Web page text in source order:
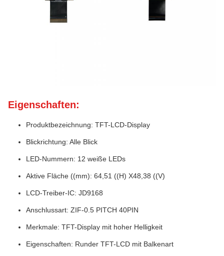
Eigenschaften:
Produktbezeichnung: TFT-LCD-Display
Blickrichtung: Alle Blick
LED-Nummern: 12 weiße LEDs
Aktive Fläche ((mm): 64,51 ((H) X48,38 ((V)
LCD-Treiber-IC: JD9168
Anschlussart: ZIF-0.5 PITCH 40PIN
Merkmale: TFT-Display mit hoher Helligkeit
Eigenschaften: Runder TFT-LCD mit Balkenart